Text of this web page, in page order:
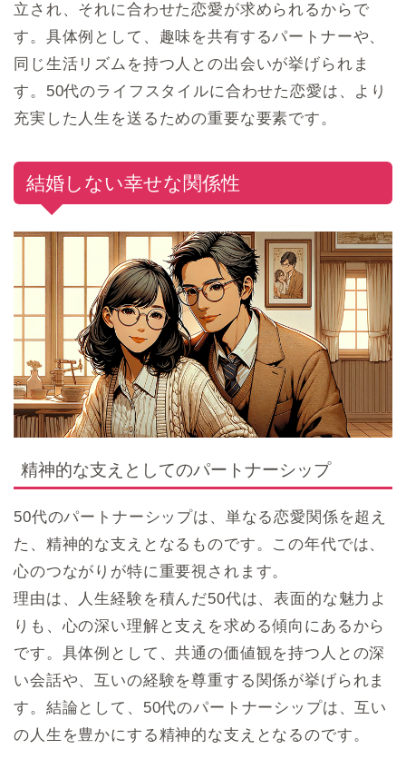
立され、それに合わせた恋愛が求められるからで
す。具体例として、趣味を共有するパートナーや、
同じ生活リズムを持つ人との出会いが挙げられま
す。50代のライフスタイルに合わせた恋愛は、より
充実した人生を送るための重要な要素です。
結婚しない幸せな関係性
精神的な支えとしてのパートナーシップ
50代のパートナーシップは、単なる恋愛関係を超え
た、精神的な支えとなるものです。この年代では、
心のつながりが特に重要視されます。
理由は、人生経験を積んだ50代は、表面的な魅力よ
りも、心の深い理解と支えを求める傾向にあるから
です。具体例として、共通の価値観を持つ人との深
い会話や、互いの経験を尊重する関係が挙げられま
す。結論として、50代のパートナーシップは、互い
の人生を豊かにする精神的な支えとなるのです。